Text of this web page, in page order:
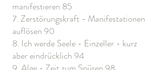
manifestieren 85
7. Zerstörungskraft - Manifestationen
auflösen 90
8. Ich werde Seele - Einzeller - kurz
aber eindrücklich 94